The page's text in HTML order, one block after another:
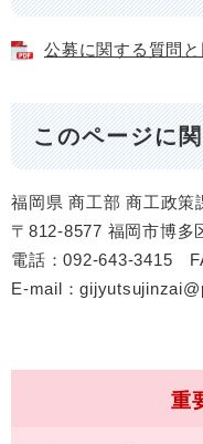
公募に関する質問
このページに
福岡県 商工部 商工政策
〒812-8577 福岡市博多
電話：092-643-3415
E-mail：
重